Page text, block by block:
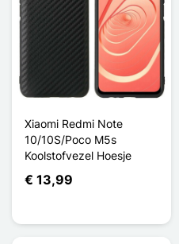
Xiaomi Redmi Note
10/10S/Poco M5s
Koolstofvezel Hoesje
€ 13,99